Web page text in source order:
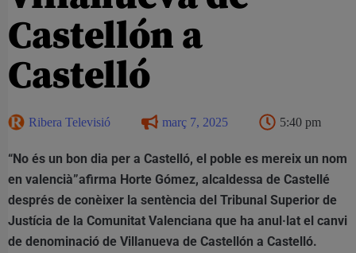
Castellón a
Castelló
Ribera Televisió març 7, 2025 5:40 pm
“No és un bon dia per a Castelló, el poble es mereix un nom
en valencià”afirma Horte Gómez, alcaldessa de Castellé
després de conèixer la sentència del Tribunal Superior de
Justícia de la Comunitat Valenciana que ha anul·lat el canvi
de denominació de Villanueva de Castellón a Castelló.